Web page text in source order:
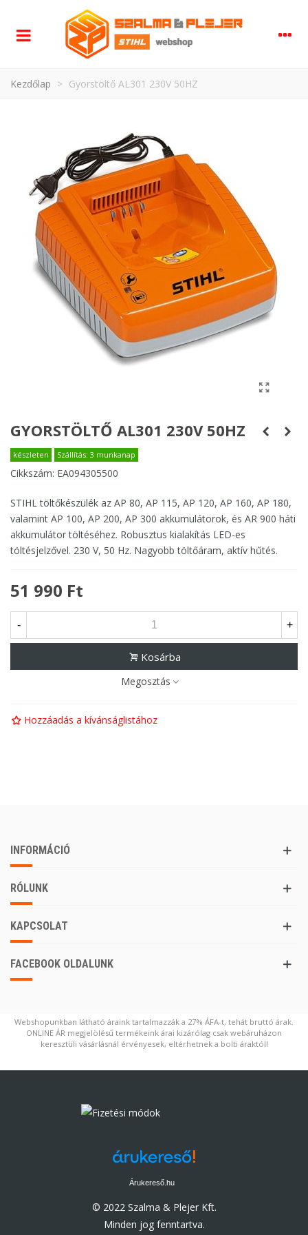
Kezdőlap > Gyorstöltő AL301 230V 50HZ
GYORSTÖLTŐ AL301 230V 50HZ
készleten Szállítás: 3 munkanap
Cikkszám: EA094305500
STIHL töltőkészülék az AP 80, AP 115, AP 120, AP 160, AP 180,
valamint AP 100, AP 200, AP 300 akkumulátorok, és AR 900 háti
akkumulátor töltéséhez. Robusztus kialakítás LED-es
töltésjelzővel. 230 V, 50 Hz. Nagyobb töltőáram, aktív hűtés.
51 990 Ft
- +
Kosárba
Megosztás
Hozzáadás a kívánságlistához
INFORMÁCIÓ
RÓLUNK
KAPCSOLAT
FACEBOOK OLDALUNK
Webshopunkban látható áraink tartalmazzák a 27% ÁFA-t, tehát bruttó árak.
ONLINE ÁR megjelölésű termékeink árai kizárólag csak webáruházon
keresztüli vásárlásnál érvényesek, eltérhetnek a bolti áraktól!
Árukereső.hu
© 2022 Szalma & Plejer Kft.
Minden jog fenntartva.